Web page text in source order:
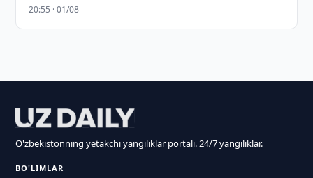
20:55 · 01/08
O'zbekistonning yetakchi yangiliklar portali. 24/7 yangiliklar.
BO'LIMLAR